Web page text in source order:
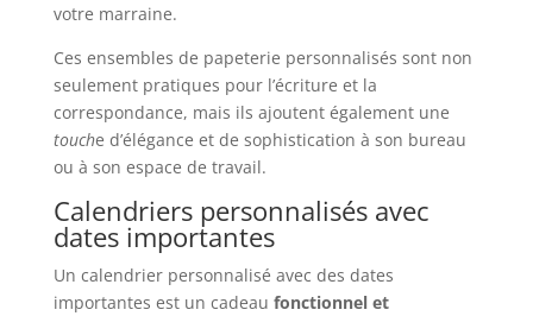
votre marraine.
Ces ensembles de papeterie personnalisés sont non
seulement pratiques pour l’écriture et la
correspondance, mais ils ajoutent également une
touche d’élégance et de sophistication à son bureau
ou à son espace de travail.
Calendriers personnalisés avec
dates importantes
Un calendrier personnalisé avec des dates
importantes est un cadeau fonctionnel et